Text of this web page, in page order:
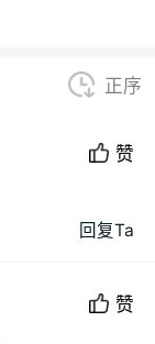
正序
赞
回复Ta
赞